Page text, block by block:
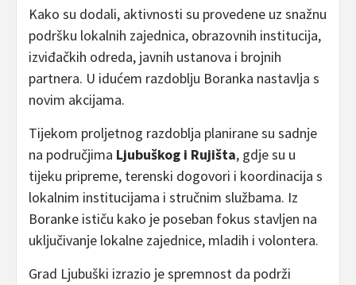
Kako su dodali, aktivnosti su provedene uz snažnu
podršku lokalnih zajednica, obrazovnih institucija,
izviđačkih odreda, javnih ustanova i brojnih
partnera. U idućem razdoblju Boranka nastavlja s
novim akcijama.
Tijekom proljetnog razdoblja planirane su sadnje
na područjima Ljubuškog i Rujišta, gdje su u
tijeku pripreme, terenski dogovori i koordinacija s
lokalnim institucijama i stručnim službama. Iz
Boranke ističu kako je poseban fokus stavljen na
uključivanje lokalne zajednice, mladih i volontera.
Grad Ljubuški izrazio je spremnost da podrži